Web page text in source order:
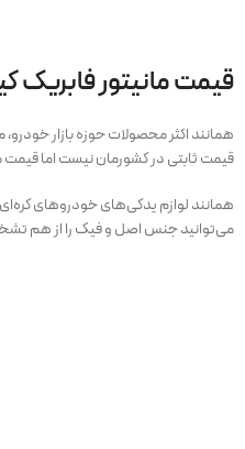
قیمت مانیتور فابریک
همانند اکثر محصولات حوزه بازار
قیمت ثابتی در کشورمان نیست اما قیمت مانیتور مالتی مدیا اپتیما ۲۰۱۲- ۲۰۱۵ نسبت به
همانند لوازم یدکی‌های خودروهای
می‌توانید جنس اصل و فیک را از هم